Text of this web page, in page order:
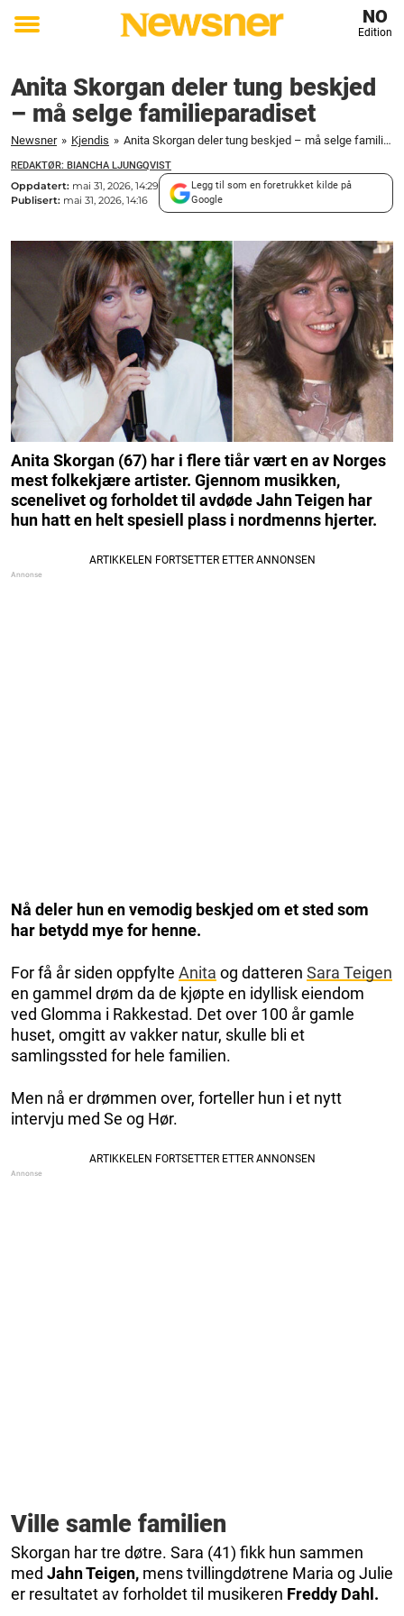
Toggle
NO
Edition
Anita Skorgan deler tung beskjed
– må selge familieparadiset
Newsner » Kjendis » Anita Skorgan deler tung beskjed – må selge familieparadiset
REDAKTØR: BIANCHA LJUNGQVIST
Oppdatert: mai 31, 2026, 14:29
Publisert: mai 31, 2026, 14:16
Legg til som en foretrukket kilde på
Google
Anita Skorgan (67) har i flere tiår vært en av Norges
mest folkekjære artister. Gjennom musikken,
scenelivet og forholdet til avdøde Jahn Teigen har
hun hatt en helt spesiell plass i nordmenns hjerter.
Nå deler hun en vemodig beskjed om et sted som
har betydd mye for henne.
For få år siden oppfylte Anita og datteren Sara Teigen
en gammel drøm da de kjøpte en idyllisk eiendom
ved Glomma i Rakkestad. Det over 100 år gamle
huset, omgitt av vakker natur, skulle bli et
samlingssted for hele familien.
Men nå er drømmen over, forteller hun i et nytt
intervju med Se og Hør.
Ville samle familien
Skorgan har tre døtre. Sara (41) fikk hun sammen
med Jahn Teigen, mens tvillingdøtrene Maria og Julie
er resultatet av forholdet til musikeren Freddy Dahl.